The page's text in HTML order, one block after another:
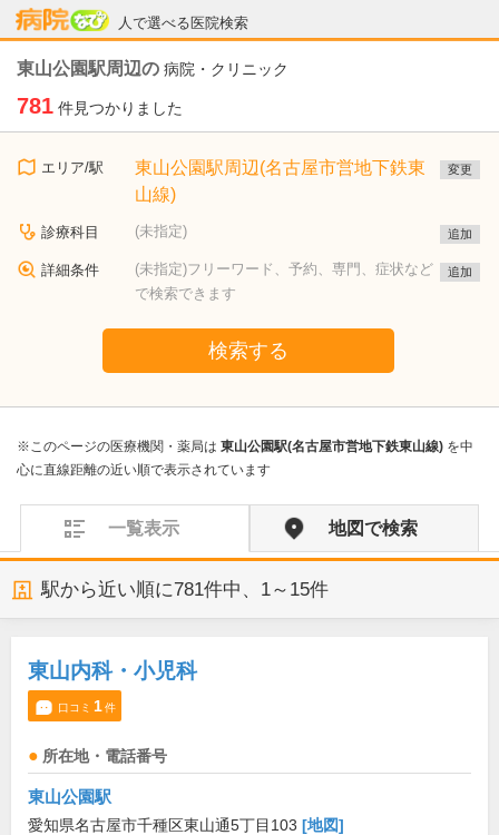
人で選べる医院検索
病院なび
東山公園駅周辺の 病院・クリニック
781 件見つかりました
エリア/駅
東山公園駅周辺(名古屋市営地下鉄東
山線)
変更
診療科目 (未指定) 追加
詳細条件
(未指定)フリーワード、予約、専門、症状など
で検索できます
追加
検索する
※このページの医療機関・薬局は 東山公園駅(名古屋市営地下鉄東山線) を中
心に直線距離の近い順で表示されています
一覧表示 地図で検索
駅から近い順に781件中、 1～15件
東山内科・小児科
口コミ 1件
所在地・電話番号
東山公園駅
愛知県名古屋市千種区東山通5丁目103 [地図]